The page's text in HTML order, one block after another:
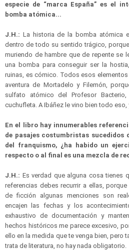
especie de “marca España” es el
bomba atómica...
J.H.: La historia de la bomba atómica
dentro de todo su sentido trágico,
muriendo de hambre que de repente se
una bomba para conseguir ser la
ruinas, es cómico. Todos esos
aventura de Mortadelo y Filemón,
sulfato atómico del Profesor
cuchufleta. A Ibáñez le vino bien todo eso,
En el libro hay innumerables
de pasajes costumbristas sucedidos
del franquismo, ¿ha habido un
respecto o al final es una mezcla de
J.H.: Es verdad que alguna cosa tienes
referencias debes recurrir a ellas,
de ficción algunas menciones son
encajen las fechas y los
exhaustivo de documentación y
hechos históricos me parece excesivo,
ello en la medida que te venga bien, pero
trata de literatura, no hay nada obligatorio.